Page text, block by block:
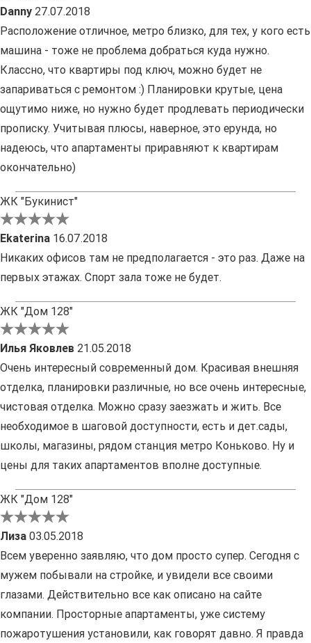
Danny 27.07.2018
Расположение отличное, метро близко, для тех, у кого есть
машина - тоже не проблема добраться куда нужно.
Классно, что квартиры под ключ, можно будет не
запариваться с ремонтом :) Планировки крутые, цена
ощутимо ниже, но нужно будет продлевать периодически
прописку. Учитывая плюсы, наверное, это ерунда, но
надеюсь, что апартаменты приравняют к квартирам
окончательно)
ЖК "Букинист"
Ekaterina 16.07.2018
Никаких офисов там не предполагается - это раз. Даже на
первых этажах. Спорт зала тоже не будет.
ЖК "Дом 128"
Илья Яковлев 21.05.2018
Очень интересный современный дом. Красивая внешняя
отделка, планировки различные, но все очень интересные,
чистовая отделка. Можно сразу заезжать и жить. Все
необходимое в шаговой доступности, есть и дет.сады,
школы, магазины, рядом станция метро Коньково. Ну и
цены для таких апартаментов вполне доступные.
ЖК "Дом 128"
Лиза 03.05.2018
Всем уверенно заявляю, что дом просто супер. Сегодня с
мужем побывали на стройке, и увидели все своими
глазами. Действительно все как описано на сайте
компании. Просторные апартаменты, уже систему
пожаротушения установили, как говорят давно. Я правда